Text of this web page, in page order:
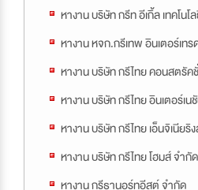
หางาน บริษัท กรีท อีเกิ้ล เทคโนโ
หางาน หจก.กรีเทพ อินเตอร์เทร
หางาน บริษัท กรีไทย คอนสตรัค
หางาน บริษัท กรีไทย อินเตอร์เ
หางาน บริษัท กรีไทย เอ็นจิเนียริ
หางาน บริษัท กรีไทย โฮมส์ จำกัด
หางาน กรีธานอร์ทอีสต์ จำกัด